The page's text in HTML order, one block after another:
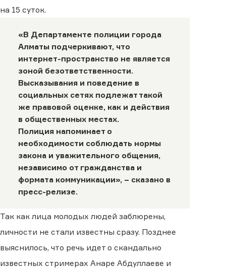
на 15 суток.
«В Департаменте полиции города
Алматы подчеркивают, что
интернет-пространство не является
зоной безответственности.
Высказывания и поведение в
социальных сетях подлежат такой
же правовой оценке, как и действия
в общественных местах.
Полиция напоминает о
необходимости соблюдать нормы
закона и уважительного общения,
независимо от гражданства и
формата коммуникации», − сказанов
пресс-релизе.
Так как лица молодых людей заблюрены,
личности не стали известны сразу. Позднее
выяснилось, что речь идет о скандально
известных стримерах Анаре Абдуллаеве и